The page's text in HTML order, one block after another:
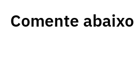
Comente abaixo